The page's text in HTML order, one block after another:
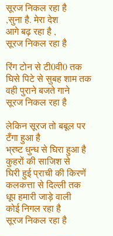
सूरज निकल रहा है
,सुना है. मेरा देश
आगे बढ़ रहा है ,
सूरज निकल रहा है
रिंग टोन से टी0वी0 तक
घिसे पिटे से सुबह शाम तक
वही पुराने बजते गाने
सूरज निकल रहा है
लेकिन सूरज तो बबूल पर
टँगा हुआ है
भ्रष्ट धुन्ध से घिरा हुआ है
कुहरों की साजिश से
घिरी हुई प्राची की किरणें
कलकत्ता से दिल्ली तक
धूप हमारी जाड़े वाली
कोई निगल रहा है
सूरज निकल रहा है